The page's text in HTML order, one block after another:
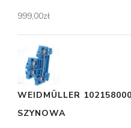
999,00zł
WEIDMÜLLER
SZYNOWA